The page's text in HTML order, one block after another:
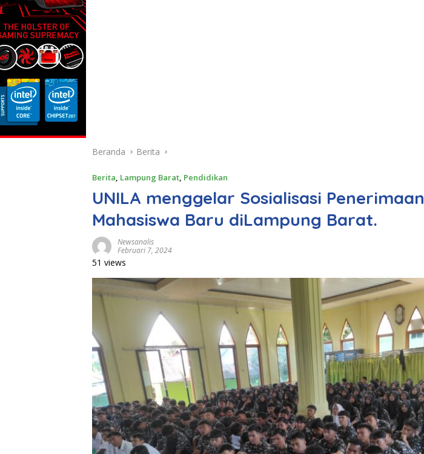
Beranda Berita
Berita, Lampung Barat, Pendidikan
UNILA menggelar Sosialisasi Penerimaan
Mahasiswa Baru diLampung Barat.
Newsanalis
Februari 7, 2024
51 views